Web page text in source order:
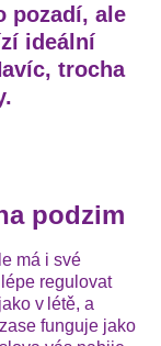
pozadí, ale
ideální
trocha
podzim
má i své
regulovat
v létě, a
funguje jako